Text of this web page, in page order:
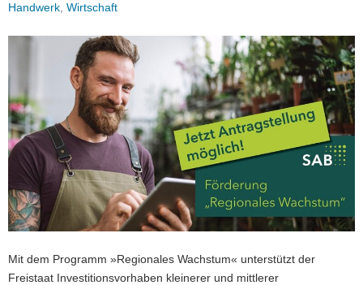
v
a
t
i
o
n
Handwerk Wirtschaft
Mit dem Programm »Regionales Wachstum« unterstützt der
Freistaat Investitionsvorhaben kleinerer und mittlerer